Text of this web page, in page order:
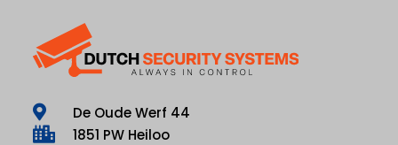
De Oude Werf 44
1851 PW Heiloo